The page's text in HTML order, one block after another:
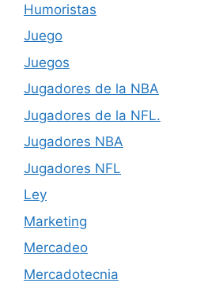
Humoristas
Juego
Juegos
Jugadores de la NBA
Jugadores de la NFL.
Jugadores NBA
Jugadores NFL
Ley
Marketing
Mercadeo
Mercadotecnia